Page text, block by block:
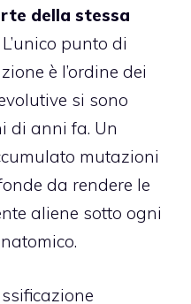
della stessa
L’unico punto di
è l’ordine dei
si sono
di anni fa. Un
mutazioni
da rendere le
aliene sotto ogni